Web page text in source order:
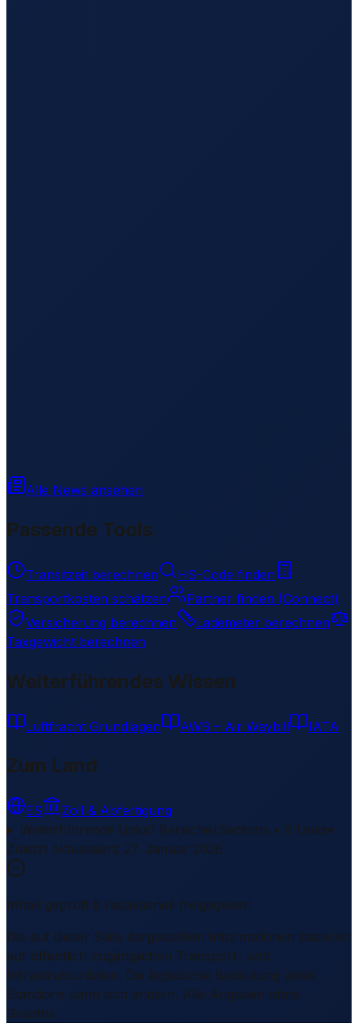
Alle News ansehen
Passende Tools
Transitzeit berechnen
HS-Code finden
Transportkosten schätzen
Partner finden (Connect)
Versicherung berechnen
Lademeter berechnen
Taxgewicht berechnen
Weiterführendes Wissen
Luftfracht Grundlagen AWB – Air Waybill IATA
Zum Land
ES
Zoll & Abfertigung
Weiterführende Links1 Bereiche/Sections • 8 Links▾
Zuletzt aktualisiert: 27. Januar 2026
Inhalt geprüft & redaktionell freigegeben
Die auf dieser Seite dargestellten Informationen basieren
auf öffentlich zugänglichen Transport- und
Infrastrukturdaten. Die logistische Bedeutung eines
Standorts kann sich ändern. Alle Angaben ohne
Gewähr.